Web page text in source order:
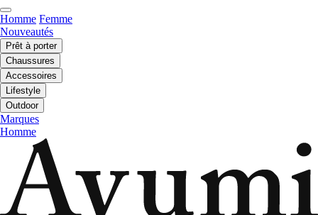
Homme Femme
Nouveautés
Prêt à porter
Chaussures
Accessoires
Lifestyle
Outdoor
Marques
Homme